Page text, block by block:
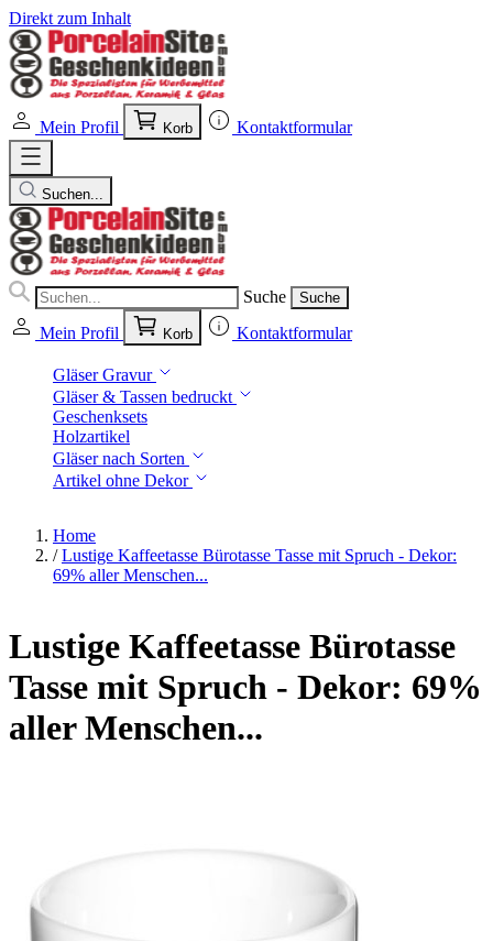
Direkt zum Inhalt
Mein Profil Korb Kontaktformular
Suchen...
Suche Suche
Mein Profil Korb Kontaktformular
Gläser Gravur
Gläser & Tassen bedruckt
Geschenksets
Holzartikel
Gläser nach Sorten
Artikel ohne Dekor
Home
/ Lustige Kaffeetasse Bürotasse Tasse mit Spruch - Dekor:
69% aller Menschen...
Lustige Kaffeetasse Bürotasse
Tasse mit Spruch - Dekor: 69%
aller Menschen...